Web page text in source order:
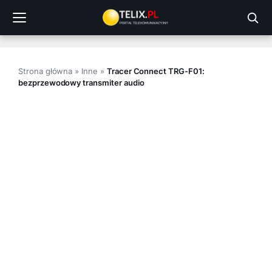
treści
Strona główna » Inne » Tracer Connect TRG-F01:
bezprzewodowy transmiter audio